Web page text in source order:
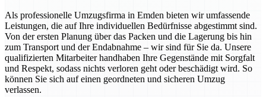
Als professionelle Umzugsfirma in Emden bieten wir umfassende
Leistungen, die auf Ihre individuellen Bedürfnisse abgestimmt sind.
Von der ersten Planung über das Packen und die Lagerung bis hin
zum Transport und der Endabnahme – wir sind für Sie da. Unsere
qualifizierten Mitarbeiter handhaben Ihre Gegenstände mit Sorgfalt
und Respekt, sodass nichts verloren geht oder beschädigt wird. So
können Sie sich auf einen geordneten und sicheren Umzug
verlassen.